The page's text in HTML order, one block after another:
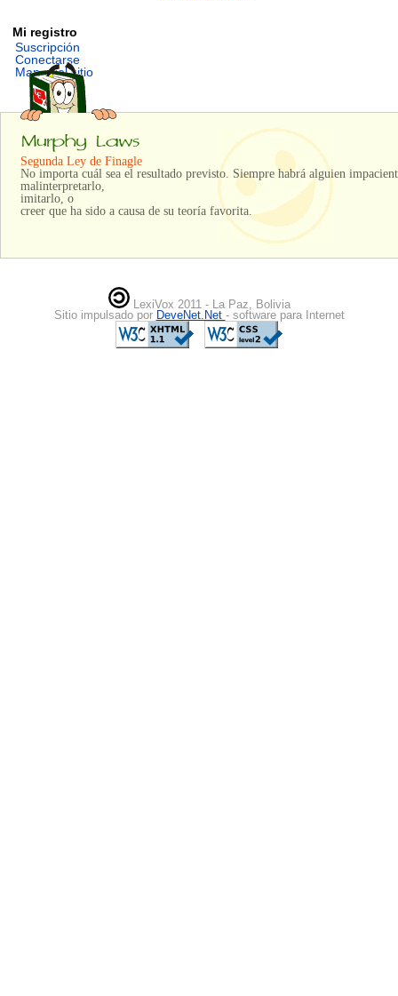
Mi registro
Suscripción
Conectarse
Mapa del sitio
Segunda Ley de Finagle
No importa cuál sea el resultado previsto. Siempre habrá alguien
malinterpretarlo,
imitarlo, o
creer que ha sido a causa de su teoría favorita.
LexiVox 2011 - La Paz, Bolivia
Sitio impulsado por DeveNet.Net - software para Internet